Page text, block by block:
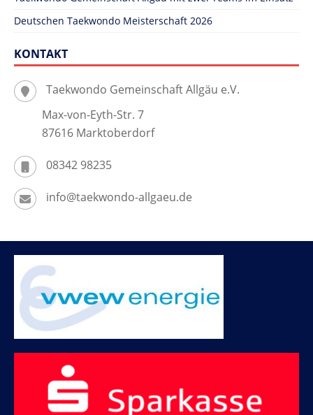
Deutschen Taekwondo Meisterschaft 2026
KONTAKT
Taekwondo Gemeinschaft Allgäu e.V.
Max-von-Eyth-Str. 7
87616 Marktoberdorf
08342 98235
info@taekwondo-allgaeu.de